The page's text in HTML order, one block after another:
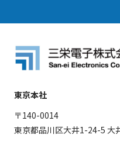
東京本社
〒140-0014
東京都品川区大井1-24-5 大